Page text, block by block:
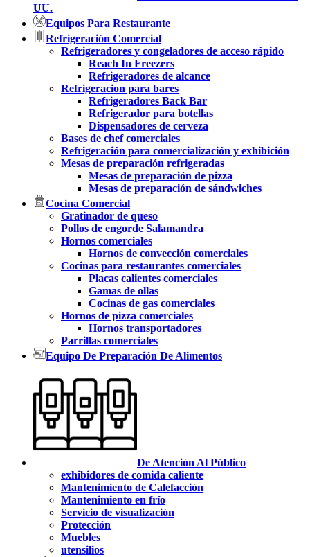
UU.
Equipos Para Restaurante
Refrigeración Comercial
Refrigeradores y congeladores de acceso rápido
Reach In Freezers
Refrigeradores de alcance
Refrigeracion para bares
Refrigeradores Back Bar
Refrigerador para botellas
Dispensadores de cerveza
Bases de chef comerciales
Refrigeración para comercialización y exhibición
Mesas de preparación refrigeradas
Mesas de preparación de pizza
Mesas de preparación de sándwiches
Cocina Comercial
Gratinador de queso
Pollos de engorde Salamandra
Hornos comerciales
Hornos de convección comerciales
Cocinas para restaurantes comerciales
Placas calientes comerciales
Gamas de ollas
Cocinas de gas comerciales
Hornos de pizza comerciales
Hornos transportadores
Parrillas comerciales
Equipo De Preparación De Alimentos
De Atención Al Público
exhibidores de comida caliente
Mantenimiento de Calefacción
Mantenimiento en frío
Servicio de visualización
Protección
Muebles
utensilios